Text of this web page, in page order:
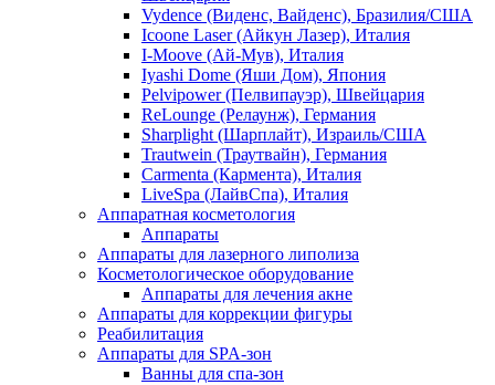
Vydence (Виденс, Вайденс), Бразилия/США
Icoone Laser (Айкун Лазер), Италия
I-Moove (Ай-Мув), Италия
Iyashi Dome (Яши Дом), Япония
Pelvipower (Пелвипауэр), Швейцария
ReLounge (Релаунж), Германия
Sharplight (Шарплайт), Израиль/США
Trautwein (Траутвайн), Германия
Carmenta (Кармента), Италия
LiveSpa (ЛайвСпа), Италия
Аппаратная косметология
Аппараты
Аппараты для лазерного липолиза
Косметологическое оборудование
Аппараты для лечения акне
Аппараты для коррекции фигуры
Реабилитация
Аппараты для SPA-зон
Ванны для спа-зон